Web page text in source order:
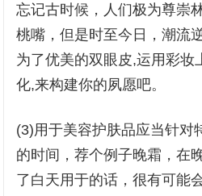
忘记古时候，人们极为尊崇
桃嘴，但是时至今日，潮流
为了优美的双眼皮,运用彩妆
化,来构建你的夙愿吧。
(3)用于美容护肤品应当针对
的时间，荐个例子晚霜，在
了白天用于的话，很有可能